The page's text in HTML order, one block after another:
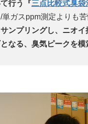
行う『三点比較式臭袋
スppm測定よりも苦
プリングし、ニオイ
る、臭気ピークを模